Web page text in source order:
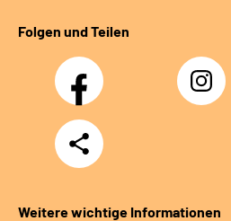
Folgen und Teilen
Facebook Instagram
Teilen
Weitere wichtige Informationen